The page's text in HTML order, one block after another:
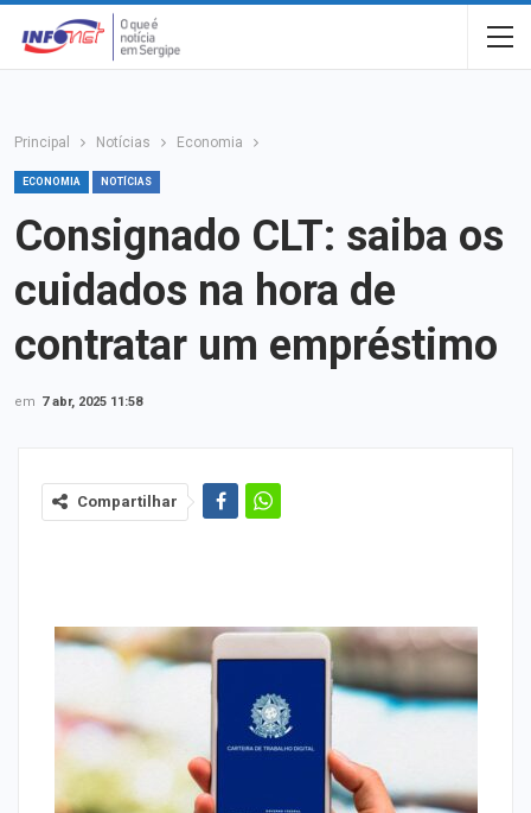
Principal Notícias Economia
ECONOMIA NOTÍCIAS
Consignado CLT: saiba os
cuidados na hora de
contratar um empréstimo
em 7 abr, 2025 11:58
Compartilhar